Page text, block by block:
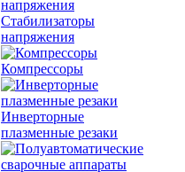
Стабилизаторы
напряжения
Компрессоры
Инверторные
плазменные резаки